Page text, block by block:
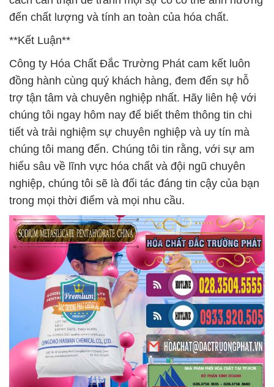
đến chất lượng và tính an toàn của hóa chất.
**Kết Luận**
Công ty Hóa Chất Đắc Trường Phát cam kết luôn
đồng hành cùng quý khách hàng, đem đến sự hỗ
trợ tận tâm và chuyên nghiệp nhất. Hãy liên hệ với
chúng tôi ngay hôm nay để biết thêm thông tin chi
tiết và trải nghiệm sự chuyên nghiệp và uy tín mà
chúng tôi mang đến. Chúng tôi tin rằng, với sự am
hiểu sâu về lĩnh vực hóa chất và đội ngũ chuyên
nghiệp, chúng tôi sẽ là đối tác đáng tin cậy của bạn
trong mọi thời điểm và mọi nhu cầu.